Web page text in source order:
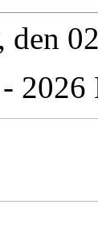
den
2026